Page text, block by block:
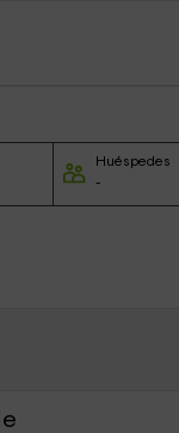
Huéspedes